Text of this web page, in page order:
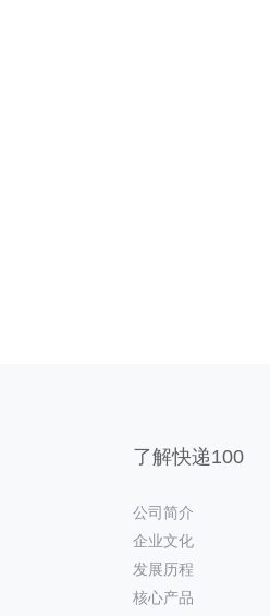
了解快递100
公司简介
企业文化
发展历程
核心产品